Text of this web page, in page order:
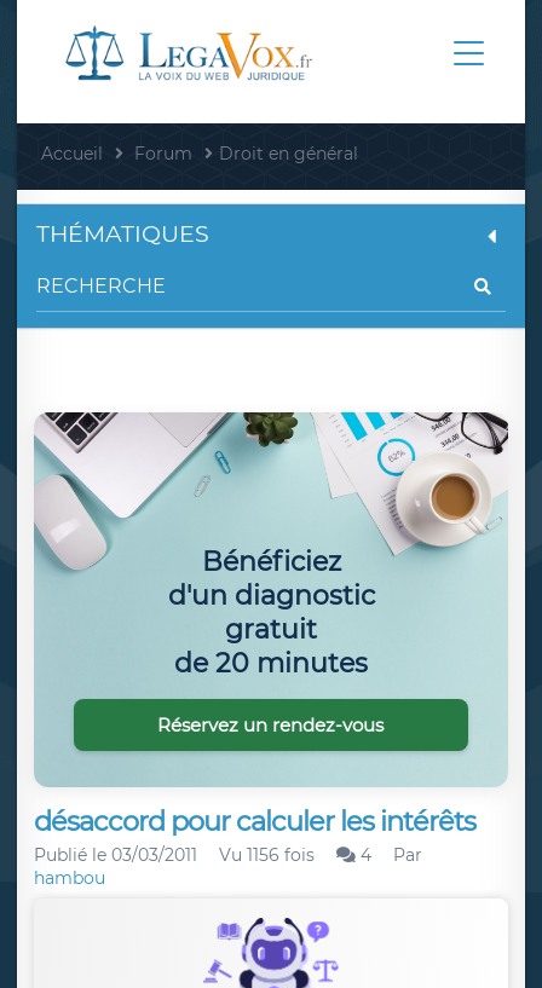
Accueil Forum Droit en général
désaccord pour calculer les intérêts
Publié le 03/03/2011 Vu 1156 fois 4
Par
hambou
THÉMATIQUES
Bénéficiez
d'un diagnostic
gratuit
de 20 minutes
Réservez un rendez-vous